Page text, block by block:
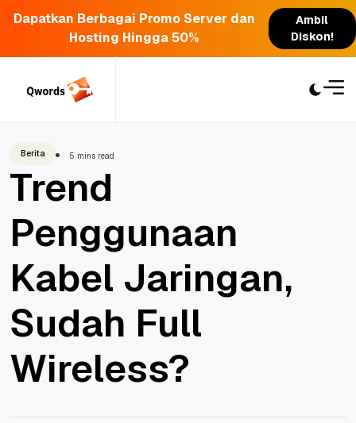
Dapatkan Berbagai Promo Server dan
Hosting Hingga 50%
Ambil
Diskon!
Berita 5 mins read
Trend
Penggunaan
Kabel Jaringan,
Sudah Full
Wireless?